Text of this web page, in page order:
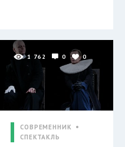
1 762 0 0
СОВРЕМЕННИК
СПЕКТАКЛЬ